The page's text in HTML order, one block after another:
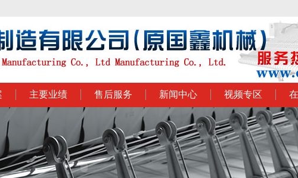
主要业绩 售后服务 新闻中心 视频专区